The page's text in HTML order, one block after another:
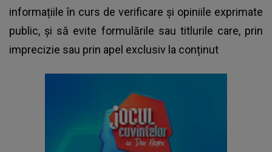
informațiile în curs de verificare și opiniile exprimate
public, și să evite formulările sau titlurile care, prin
imprecizie sau prin apel exclusiv la conținut